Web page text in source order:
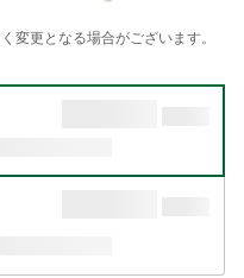
変更となる場合がございます。